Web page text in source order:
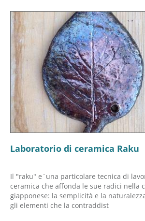
Laboratorio di ceramica Raku
Il "raku" e´una particolare tecnica di
ceramica che affonda le sue radici nella
giapponese: la semplicità e la
gli elementi che la contraddist